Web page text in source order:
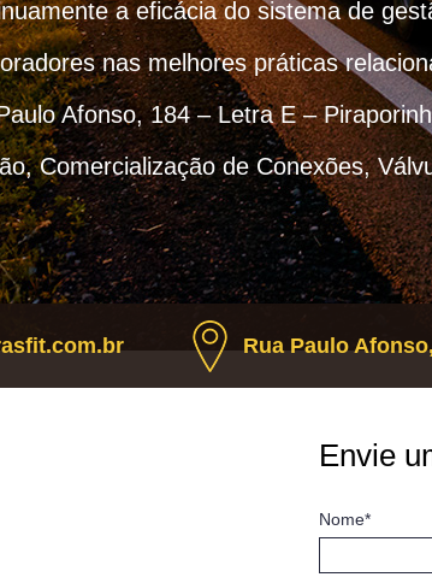
a eficácia do sistema de
nas melhores práticas
Afonso, 184 – Letra E –
Comercialização de Conexões,
Rua Paulo
Envie
Nome*